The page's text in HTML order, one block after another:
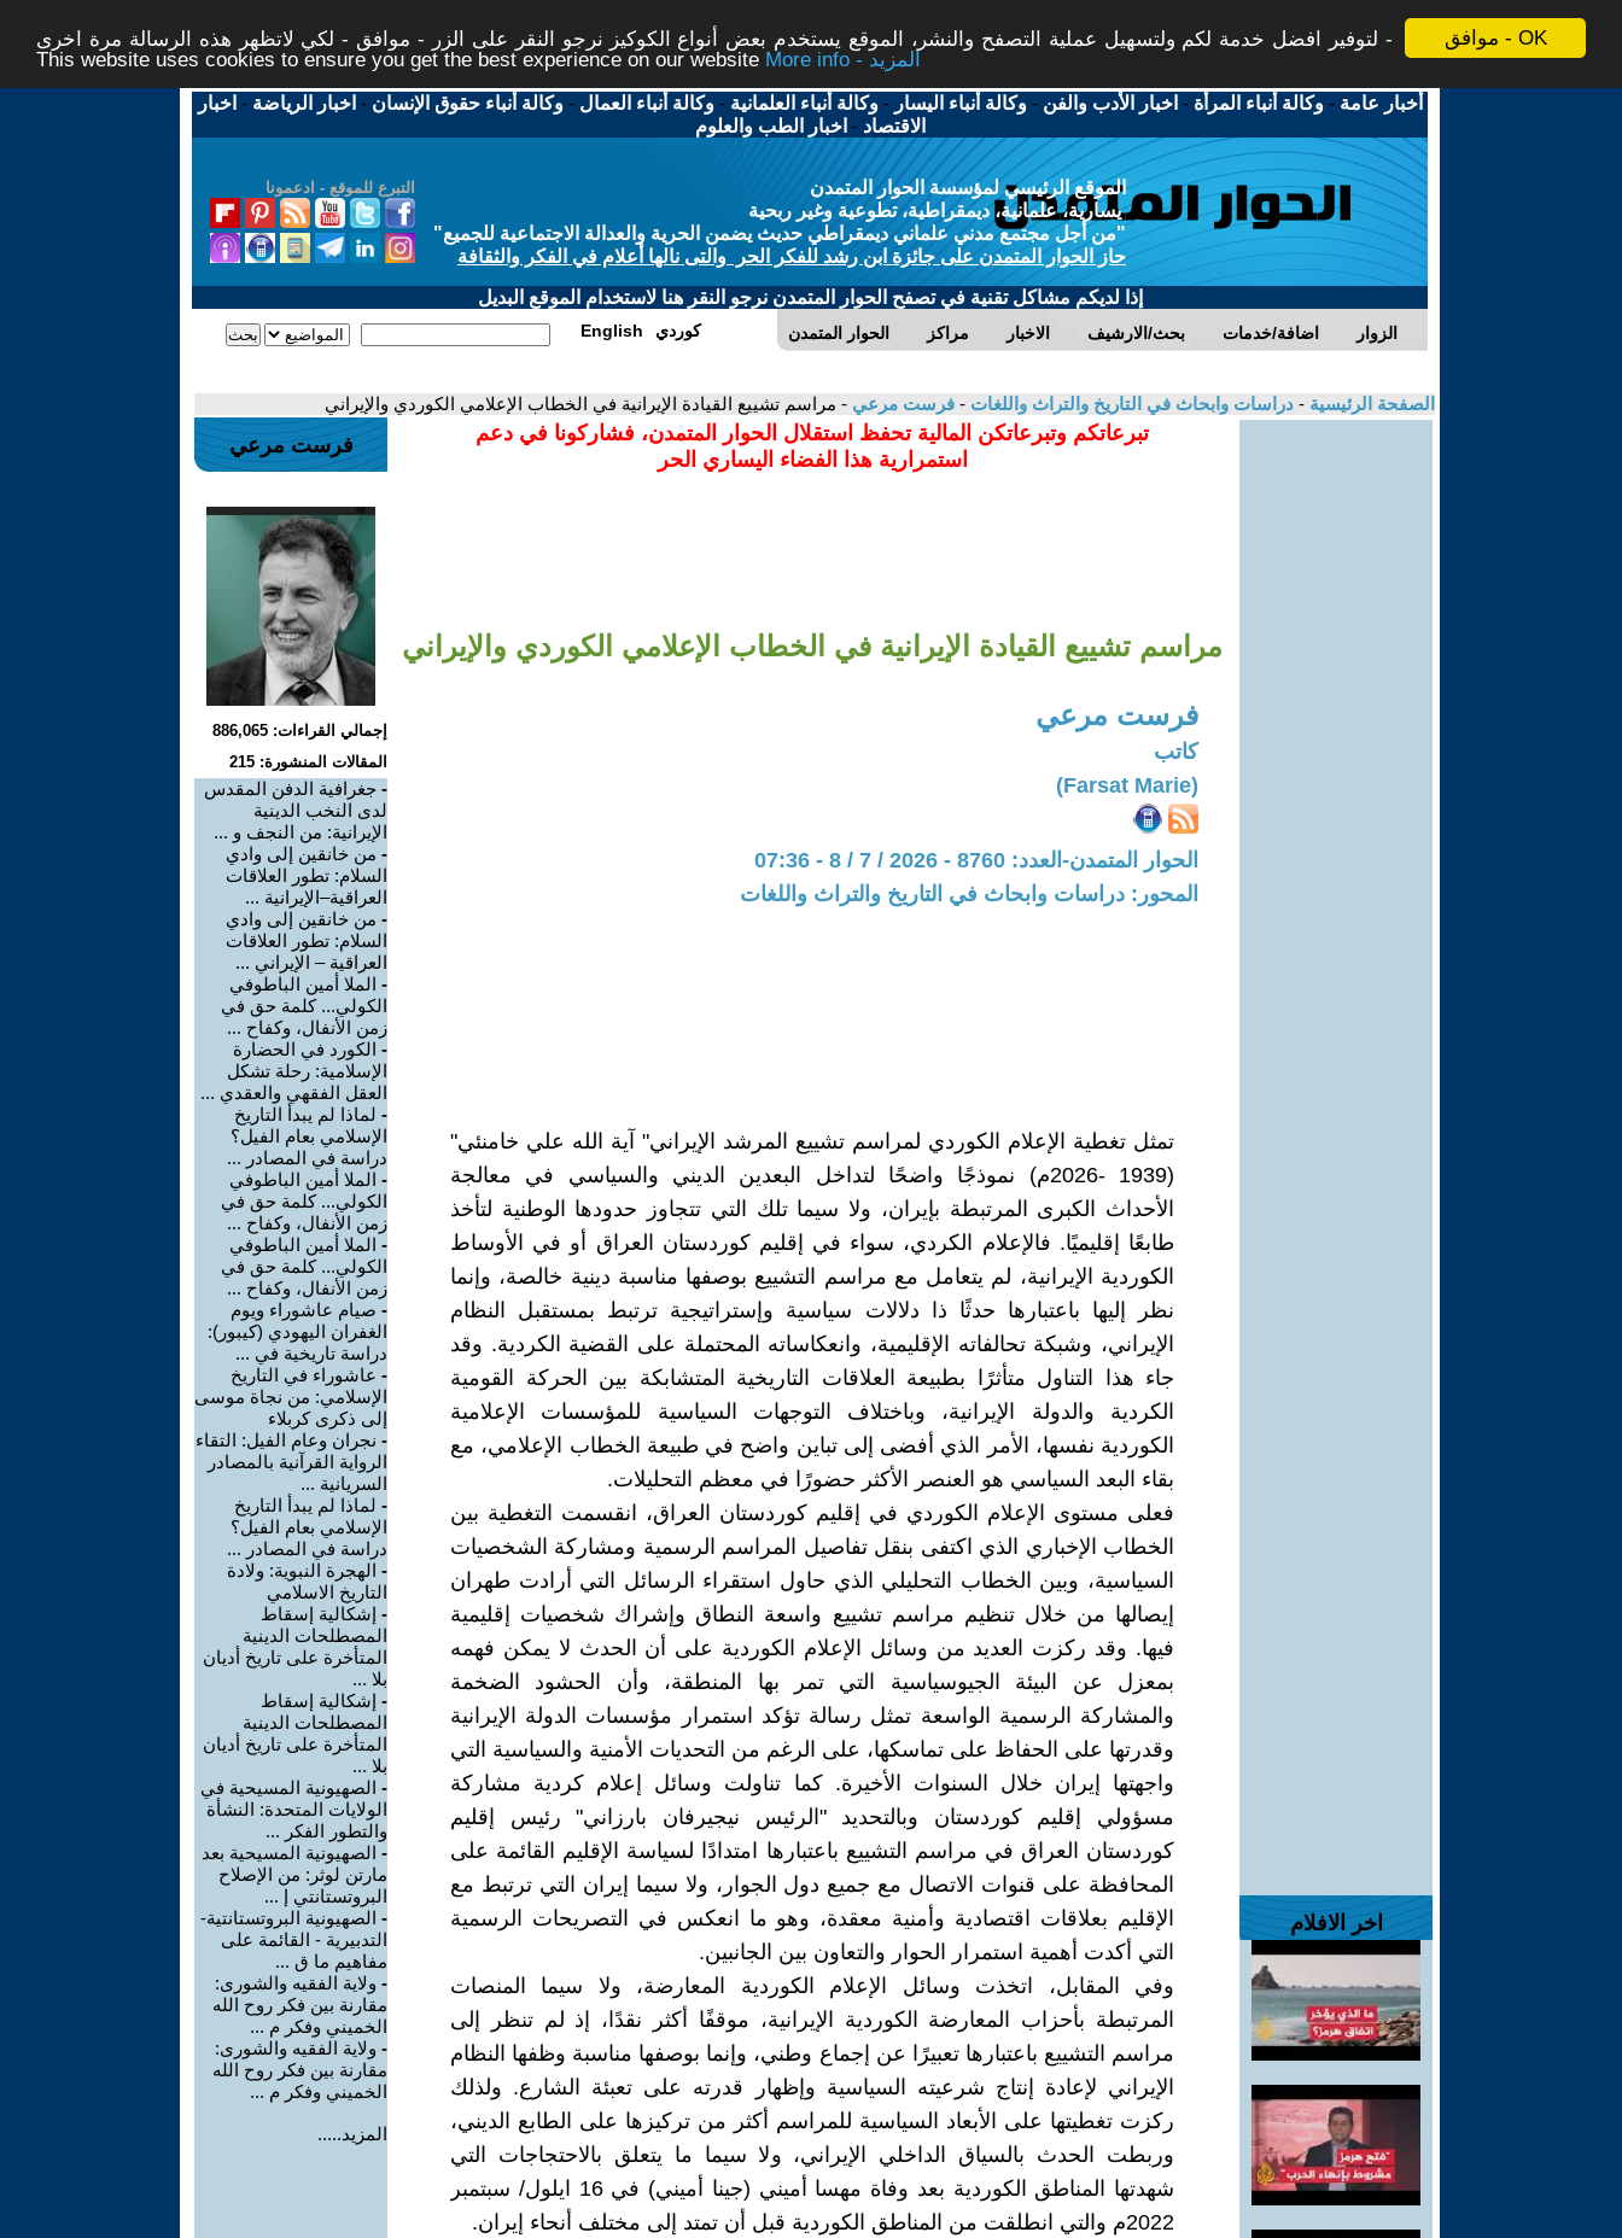
موافق - OK
لتوفير افضل خدمة لكم ولتسهيل عملية التصفح والنشر، الموقع يستخدم بعض أنواع الكوكيز نرجو النقر على الزر - موافق - لكي لاتظهر هذه الرسالة مرة اخرى -
This website uses cookies to ensure you get the best experience on our website
More info - المزيد
أخبار عامة -وكالة أنباء المرأة - اخبار الأدب والفن -وكالة أنباء اليسار -وكالة أنباء العلمانية -وكالة أنباء العمال -وكالة أنباء حقوق الإنسان - اخبار الرياضة - اخبار
الاقتصاد - اخبار الطب والعلوم
التبرع للموقع - ادعمونا
الموقع الرئيسي لمؤسسة الحوار المتمدن
يسارية، علمانية، ديمقراطية، تطوعية وغير ربحية
"من أجل مجتمع مدني علماني ديمقراطي حديث يضمن الحرية والعدالة الاجتماعية للجميع"
حاز الحوار المتمدن على جائزة ابن رشد للفكر الحر والتى نالها أعلام في الفكر والثقافة
إذا لديكم مشاكل تقنية في تصفح الحوار المتمدن نرجو النقر هنا لاستخدام الموقع البديل
الحوار المتمدن مراكز الاخبار بحث/الارشيف اضافة/خدمات الزوار English كوردي
الصفحة الرئيسية - دراسات وابحاث في التاريخ والتراث واللغات - فرست مرعي - مراسم تشييع القيادة الإيرانية في الخطاب الإعلامي الكوردي والإيراني
اخر الافلام
تبرعاتكم وتبرعاتكن المالية تحفظ استقلال الحوار المتمدن، فشاركونا في دعم
استمرارية هذا الفضاء اليساري الحر
مراسم تشييع القيادة الإيرانية في الخطاب الإعلامي الكوردي والإيراني
فرست مرعي
كاتب
(Farsat Marie)
الحوار المتمدن-العدد: 8760 - 2026 / 7 / 8 - 07:36
المحور: دراسات وابحاث في التاريخ والتراث واللغات
تمثل تغطية الإعلام الكوردي لمراسم تشييع المرشد الإيراني" آية الله علي خامنئي"
(1939 -2026م) نموذجًا واضحًا لتداخل البعدين الديني والسياسي في معالجة
الأحداث الكبرى المرتبطة بإيران، ولا سيما تلك التي تتجاوز حدودها الوطنية لتأخذ
طابعًا إقليميًا. فالإعلام الكردي، سواء في إقليم كوردستان العراق أو في الأوساط
الكوردية الإيرانية، لم يتعامل مع مراسم التشييع بوصفها مناسبة دينية خالصة، وإنما
نظر إليها باعتبارها حدثًا ذا دلالات سياسية وإستراتيجية ترتبط بمستقبل النظام
الإيراني، وشبكة تحالفاته الإقليمية، وانعكاساته المحتملة على القضية الكردية. وقد
جاء هذا التناول متأثرًا بطبيعة العلاقات التاريخية المتشابكة بين الحركة القومية
الكردية والدولة الإيرانية، وباختلاف التوجهات السياسية للمؤسسات الإعلامية
الكوردية نفسها، الأمر الذي أفضى إلى تباين واضح في طبيعة الخطاب الإعلامي، مع
بقاء البعد السياسي هو العنصر الأكثر حضورًا في معظم التحليلات.
فعلى مستوى الإعلام الكوردي في إقليم كوردستان العراق، انقسمت التغطية بين
الخطاب الإخباري الذي اكتفى بنقل تفاصيل المراسم الرسمية ومشاركة الشخصيات
السياسية، وبين الخطاب التحليلي الذي حاول استقراء الرسائل التي أرادت طهران
إيصالها من خلال تنظيم مراسم تشييع واسعة النطاق وإشراك شخصيات إقليمية
فيها. وقد ركزت العديد من وسائل الإعلام الكوردية على أن الحدث لا يمكن فهمه
بمعزل عن البيئة الجيوسياسية التي تمر بها المنطقة، وأن الحشود الضخمة
والمشاركة الرسمية الواسعة تمثل رسالة تؤكد استمرار مؤسسات الدولة الإيرانية
وقدرتها على الحفاظ على تماسكها، على الرغم من التحديات الأمنية والسياسية التي
واجهتها إيران خلال السنوات الأخيرة. كما تناولت وسائل إعلام كردية مشاركة
مسؤولي إقليم كوردستان وبالتحديد "الرئيس نيجيرفان بارزاني" رئيس إقليم
كوردستان العراق في مراسم التشييع باعتبارها امتدادًا لسياسة الإقليم القائمة على
المحافظة على قنوات الاتصال مع جميع دول الجوار، ولا سيما إيران التي ترتبط مع
الإقليم بعلاقات اقتصادية وأمنية معقدة، وهو ما انعكس في التصريحات الرسمية
التي أكدت أهمية استمرار الحوار والتعاون بين الجانبين.
وفي المقابل، اتخذت وسائل الإعلام الكوردية المعارضة، ولا سيما المنصات
المرتبطة بأحزاب المعارضة الكوردية الإيرانية، موقفًا أكثر نقدًا، إذ لم تنظر إلى
مراسم التشييع باعتبارها تعبيرًا عن إجماع وطني، وإنما بوصفها مناسبة وظفها النظام
الإيراني لإعادة إنتاج شرعيته السياسية وإظهار قدرته على تعبئة الشارع. ولذلك
ركزت تغطيتها على الأبعاد السياسية للمراسم أكثر من تركيزها على الطابع الديني،
وربطت الحدث بالسياق الداخلي الإيراني، ولا سيما ما يتعلق بالاحتجاجات التي
شهدتها المناطق الكوردية بعد وفاة مهسا أميني (جينا أميني) في 16 ايلول/ سبتمبر
2022م والتي انطلقت من المناطق الكوردية قبل أن تمتد إلى مختلف أنحاء إيران.
فرست مرعي
إجمالي القراءات: 886,065
المقالات المنشورة: 215
- جغرافية الدفن المقدس
لدى النخب الدينية
الإيرانية: من النجف و ...
- من خانقين إلى وادي
السلام: تطور العلاقات
العراقية–الإيرانية ...
- من خانقين إلى وادي
السلام: تطور العلاقات
العراقية – الإيراني ...
- الملا أمين الباطوفي
الكولي... كلمة حق في
زمن الأنفال، وكفاح ...
- الكورد في الحضارة
الإسلامية: رحلة تشكل
العقل الفقهي والعقدي ...
- لماذا لم يبدأ التاريخ
الإسلامي بعام الفيل؟
دراسة في المصادر ...
- الملا أمين الباطوفي
الكولي... كلمة حق في
زمن الأنفال، وكفاح ...
- الملا أمين الباطوفي
الكولي... كلمة حق في
زمن الأنفال، وكفاح ...
- صيام عاشوراء ويوم
الغفران اليهودي (كيبور):
دراسة تاريخية في ...
- عاشوراء في التاريخ
الإسلامي: من نجاة موسى
إلى ذكرى كربلاء
- نجران وعام الفيل: التقاء
الرواية القرآنية بالمصادر
السريانية ...
- لماذا لم يبدأ التاريخ
الإسلامي بعام الفيل؟
دراسة في المصادر ...
- الهجرة النبوية: ولادة
التاريخ الاسلامي
- إشكالية إسقاط
المصطلحات الدينية
المتأخرة على تاريخ أديان
بلا ...
- إشكالية إسقاط
المصطلحات الدينية
المتأخرة على تاريخ أديان
بلا ...
- الصهيونية المسيحية في
الولايات المتحدة: النشأة
والتطور الفكر ...
- الصهيونية المسيحية بعد
مارتن لوثر: من الإصلاح
البروتستانتي إ ...
- الصهيونية البروتستانتية-
التدبيرية - القائمة على
مفاهيم ما ق ...
- ولاية الفقيه والشورى:
مقارنة بين فكر روح الله
الخميني وفكر م ...
- ولاية الفقيه والشورى:
مقارنة بين فكر روح الله
الخميني وفكر م ...
المزيد.....